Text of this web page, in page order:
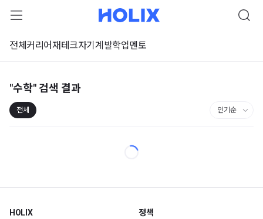
전체 커리어재테크자기계발학업멘토
"수학" 검색 결과
전체
HOLIX
정책